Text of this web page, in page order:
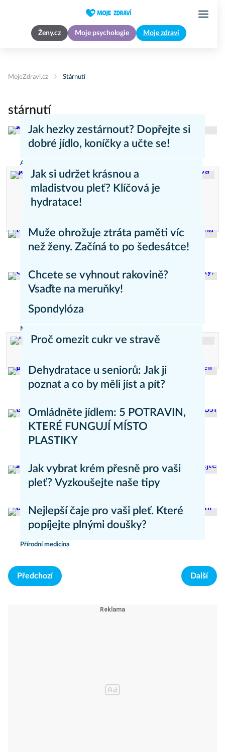
Ženy.cz Moje psychologie Moje zdraví
MojeZdravi.cz Stárnutí
stárnutí
Jak hezky zestárnout? Dopřejte si
dobré jídlo, koníčky a učte se!
Anti-aging
Jak si udržet krásnou a
mladistvou pleť? Klíčová je
hydratace!
Muže ohrožuje ztráta paměti víc
než ženy. Začíná to po šedesátce!
Chcete se vyhnout rakovině?
Vsaďte na meruňky!
Zdravý životní styl
Spondylóza
Nemoci
Proč omezit cukr ve stravě
Dehydratace u seniorů: Jak ji
poznat a co by měli jíst a pít?
Omládněte jídlem: 5 POTRAVIN,
KTERÉ FUNGUJÍ MÍSTO
PLASTIKY
Jak vybrat krém přesně pro vaši
pleť? Vyzkoušejte naše tipy
Nejlepší čaje pro vaši pleť. Které
popíjejte plnými doušky?
Přírodní medicína
Předchozí Další